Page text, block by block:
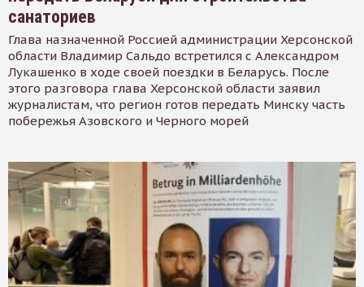
санаториев
Глава назначенной Россией администрации Херсонской
области Владимир Сальдо встретился с Александром
Лукашенко в ходе своей поездки в Беларусь. После
этого разговора глава Херсонской области заявил
журналистам, что регион готов передать Минску часть
побережья Азовского и Черного морей